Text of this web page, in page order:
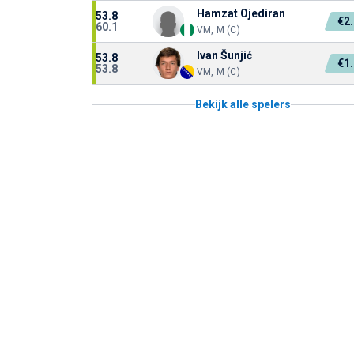
53.8
60.1
Hamzat Ojediran
VM, M (C)
53.8
53.8
Ivan Šunjić
VM, M (C)
Bekijk alle spelers